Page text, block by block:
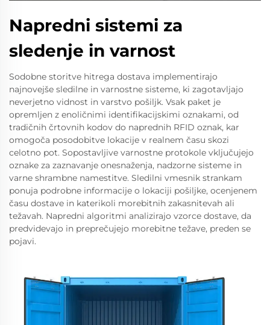
Napredni sistemi za
sledenje in varnost
Sodobne storitve hitrega dostava implementirajo
najnovejše sledilne in varnostne sisteme, ki zagotavljajo
neverjetno vidnost in varstvo pošiljk. Vsak paket je
opremljen z enoličnimi identifikacijskimi oznakami, od
tradičnih črtovnih kodov do naprednih RFID oznak, kar
omogoča posodobitve lokacije v realnem času skozi
celotno pot. Sopostavljive varnostne protokole vključujejo
oznake za zaznavanje onesnaženja, nadzorne sisteme in
varne shrambne namestitve. Sledilni vmesnik strankam
ponuja podrobne informacije o lokaciji pošiljke, ocenjenem
času dostave in katerikoli morebitnih zakasnitevah ali
težavah. Napredni algoritmi analizirajo vzorce dostave, da
predvidevajo in preprečujejo morebitne težave, preden se
pojavi.